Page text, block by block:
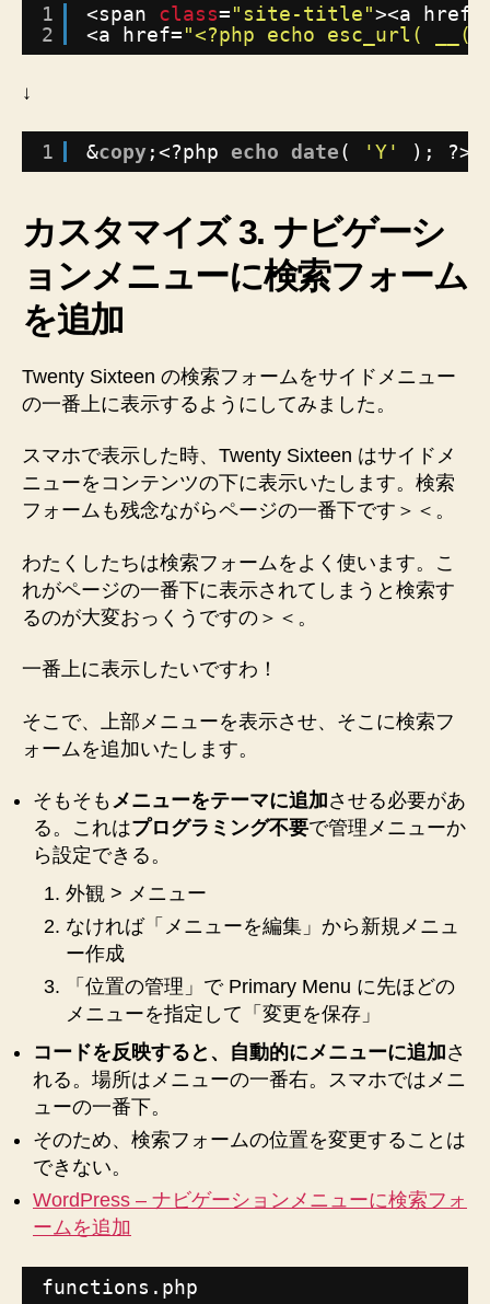
1
2
<span class="site-title"><a href=
<a href="<?php echo esc_url( __(
↓
1 &copy;<?php echo date( 'Y' ); ?>
カスタマイズ 3. ナビゲーシ
ョンメニューに検索フォーム
を追加
Twenty Sixteen の検索フォームをサイドメニュー
の一番上に表示するようにしてみました。
スマホで表示した時、Twenty Sixteen はサイドメ
ニューをコンテンツの下に表示いたします。検索
フォームも残念ながらページの一番下です＞＜。
わたくしたちは検索フォームをよく使います。こ
れがページの一番下に表示されてしまうと検索す
るのが大変おっくうですの＞＜。
一番上に表示したいですわ！
そこで、上部メニューを表示させ、そこに検索フ
ォームを追加いたします。
そもそも メニューをテーマに追加させる必要があ
る。これはプログラミング不要で管理メニューか
ら設定できる。
外観 > メニュー
なければ「メニューを編集」から新規メニュ
ー作成
「位置の管理」で Primary Menu に先ほどの
メニューを指定して「変更を保存」
コードを反映すると、自動的にメニューに追加さ
れる。場所はメニューの一番右。スマホではメニ
ューの一番下。
そのため、検索フォームの位置を変更することは
できない。
WordPress – ナビゲーションメニューに検索フォ
ームを追加
functions.php